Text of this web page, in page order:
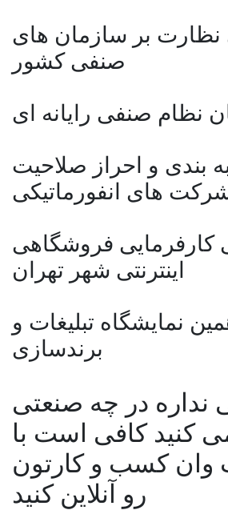
بر سازمان های
صنفی کشور
نظام صنفی رایانه ای
بندی و احراز صلاحیت
های انفورماتیکی
فروشگاهی
اینترنتی شهر تهران
نمایشگاه تبلیغات و
برندسازی
نداره در چه صنعتی
کنید کافی است با
وان کسب و کارتون
رو آنلاین کنید